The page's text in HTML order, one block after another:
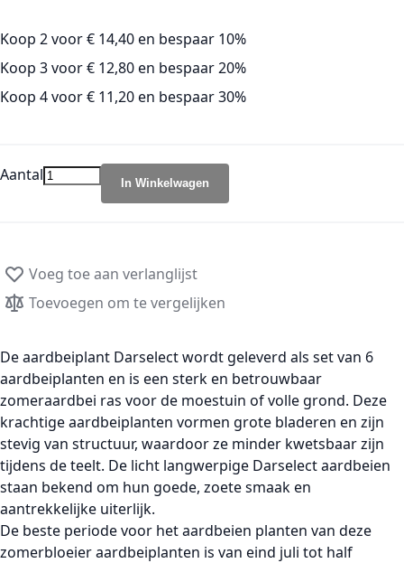
Koop 2 voor€ 14,40en bespaar 10%
Koop 3 voor€ 12,80en bespaar20%
Koop 4 voor€ 11,20en bespaar30%
Aantal In Winkelwagen
Voeg toe aan verlanglijst
Toevoegen om te vergelijken
Deaardbeiplant Darselectwordt geleverd als set van 6
aardbeiplanten en is een sterk en betrouwbaar
zomeraardbei ras voor de moestuin of volle grond. Deze
krachtigeaardbeiplanten vormen grote bladeren en zijn
stevig van structuur, waardoor ze minder kwetsbaar zijn
tijdens de teelt. De licht langwerpige Darselect aardbeien
staan bekend om hun goede, zoete smaak en
aantrekkelijke uiterlijk.
De beste periode voor hetaardbeien planten van deze
zomerbloeier aardbeiplanten is van eind juli tot half